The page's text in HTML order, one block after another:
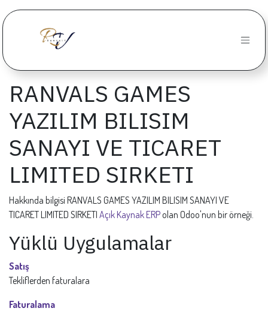
İçereği Atla
RANVALS GAMES
YAZILIM BILISIM
SANAYI VE TICARET
LIMITED SIRKETI
Hakkında bilgisi RANVALS GAMES YAZILIM BILISIM SANAYI VE
TICARET LIMITED SIRKETI Açık Kaynak ERPolan Odoo'nun bir örneği.
Yüklü Uygulamalar
Satış
Tekliflerden faturalara
Faturalama